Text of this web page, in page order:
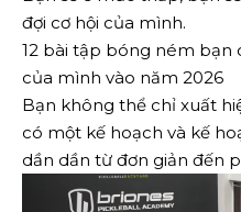
đợi cơ hội của mình.
12 bài tập bóng ném bạn
của mình vào năm 2026
Bạn không thể chỉ xuất
có một kế hoạch và kế
dần dần từ đơn giản đến